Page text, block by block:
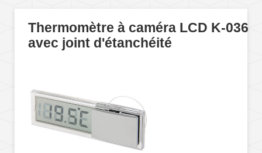
Thermomètre à caméra LCD K-036
avec joint d'étanchéité